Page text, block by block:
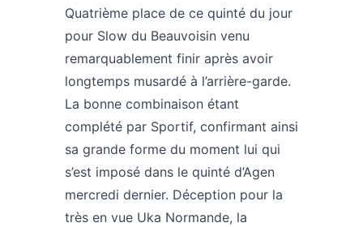
Quatrième place de ce quinté du jour
pour Slow du Beauvoisin venu
remarquablement finir après avoir
longtemps musardé à l’arrière-garde.
La bonne combinaison étant
complété par Sportif, confirmant ainsi
sa grande forme du moment lui qui
s’est imposé dans le quinté d’Agen
mercredi dernier. Déception pour la
très en vue Uka Normande, la